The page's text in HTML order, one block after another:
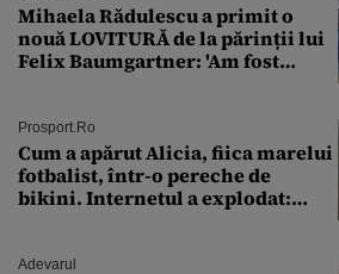
Mihaela Rădulescu a primit o
nouă LOVITURĂ de la părinții lui
Felix Baumgartner: 'Am fost
Prosport.ro
Cum a apărut Alicia, fiica marelui
fotbalist, într-o pereche de
bikini. Internetul a explodat:
Adevarul